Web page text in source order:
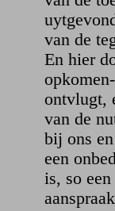
van de
En hier
ontvlugt,
van de
bij ons
een
is, so